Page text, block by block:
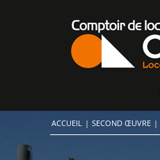
ACCUEIL | SECOND ŒUVRE |